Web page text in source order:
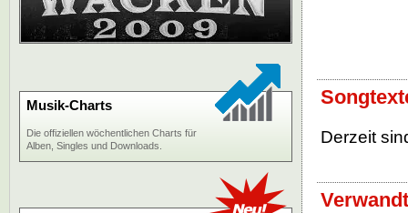
Derzeit
Musik-Charts
Die offiziellen wöchentlichen Charts für
Alben, Singles und Downloads.